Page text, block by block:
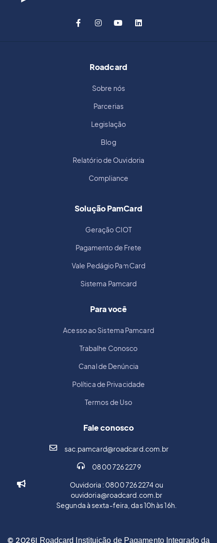
Roadcard
Sobre nós
Parcerias
Legislação
Blog
Relatório de Ouvidoria
Compliance
Solução PamCard
Geração CIOT
Pagamento de Frete
Vale Pedágio PamCard
Sistema Pamcard
Para você
Acesso ao Sistema Pamcard
Trabalhe Conosco
Canal de Denúncia
Política de Privacidade
Termos de Uso
Fale conosco
sac.pamcard@roadcard.com.br
0800 726 2279
Ouvidoria : 0800 726 2274 ou
ouvidoria@roadcard.com.br
Segunda à sexta-feira, das 10h às 16h.
© 2026| Roadcard Instituição de Pagamento Integrado da